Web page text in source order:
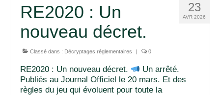
23
AVR 2026
RE2020 : Un
nouveau décret.
Classé dans : Décryptages réglementaires | 0
RE2020 : Un nouveau décret.
Un arrêté.
Publiés au Journal Officiel le 20 mars. Et des
règles du jeu qui évoluent pour toute la